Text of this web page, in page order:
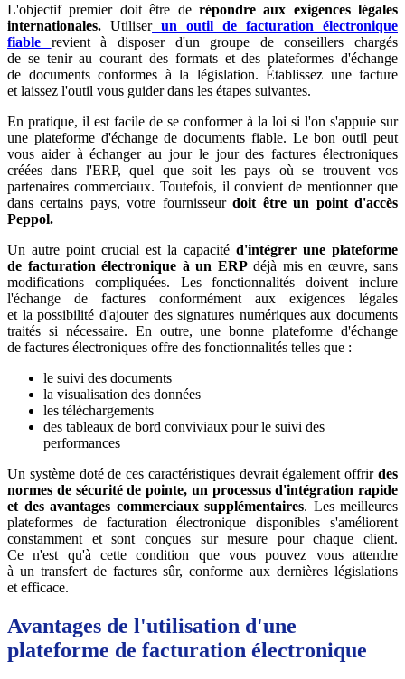
L'objectif premier doit être de répondre aux exigences légales
internationales. Utiliserun outil de facturation électronique
fiable revient à disposer d'un groupe de conseillers chargés
de se tenir au courant des formats et des plateformes d'échange
de documents conformes à la législation. Établissez une facture
et laissez l'outil vous guider dans les étapes suivantes.
En pratique, il est facile de se conformer à la loi si l'on s'appuie sur
une plateforme d'échange de documents fiable. Le bon outil peut
vous aider à échanger au jour le jour des factures électroniques
créées dans l'ERP, quel que soit les pays où se trouvent vos
partenaires commerciaux. Toutefois, il convient de mentionner que
dans certains pays, votre fournisseurdoit être un point d'accès
Peppol.
Un autre point crucial est la capacité d'intégrer une plateforme
de facturation électronique à un ERPdéjà mis en œuvre, sans
modifications compliquées. Les fonctionnalités doivent inclure
l'échange de factures conformément aux exigences légales
et la possibilité d'ajouter des signatures numériques aux documents
traités si nécessaire. En outre, une bonne plateforme d'échange
de factures électroniques offre des fonctionnalités telles que :
le suivi des documents
la visualisation des données
les téléchargements
des tableaux de bord conviviaux pour le suivi des
performances
Un système doté de ces caractéristiques devrait également offrirdes
normes de sécurité de pointe, un processus d'intégration rapide
et des avantages commerciaux supplémentaires. Les meilleures
plateformes de facturation électronique disponibles s'améliorent
constamment et sont conçues sur mesure pour chaque client.
Ce n'est qu'à cette condition que vous pouvez vous attendre
à un transfert de factures sûr, conforme aux dernières législations
et efficace.
Avantages de l'utilisation d'une
plateforme de facturation électronique